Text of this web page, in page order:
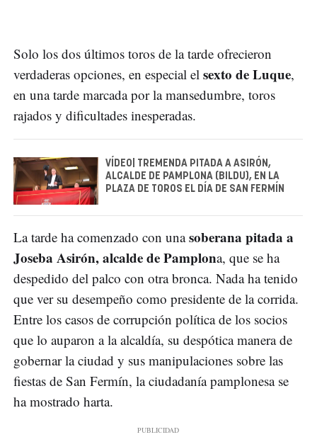
Solo los dos últimos toros de la tarde ofrecieron
verdaderas opciones, en especial el sexto de Luque,
en una tarde marcada por la mansedumbre, toros
rajados y dificultades inesperadas.
VÍDEO| TREMENDA PITADA A ASIRÓN,
ALCALDE DE PAMPLONA (BILDU), EN LA
PLAZA DE TOROS EL DÍA DE SAN FERMÍN
La tarde ha comenzado con unasoberana pitada a
Joseba Asirón, alcalde de Pamplona, que se ha
despedido del palco con otra bronca. Nada ha tenido
que ver su desempeño como presidente de la corrida.
Entre los casos de corrupción política de los socios
que lo auparon a la alcaldía, su despótica manera de
gobernar la ciudad y sus manipulaciones sobre las
fiestas de San Fermín, la ciudadanía pamplonesa se
ha mostrado harta.